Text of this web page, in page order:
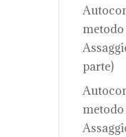
parte)